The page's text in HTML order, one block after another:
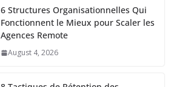
6 Structures Organisationnelles Qui
Fonctionnent le Mieux pour Scaler les
Agences Remote
August 4, 2026